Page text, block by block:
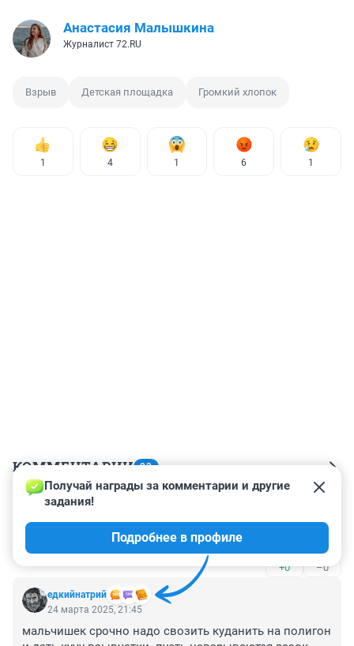
Анастасия Малышкина
Журналист 72.RU
Взрыв Детская площадка Громкий хлопок
1 4 1 6 1
КОММЕНТАРИИ 23
Гость
С пулькаии надоели уже
+0 –0
едкийнатрий
Получай награды за комментарии и другие
задания!
Подробнее в профиле
24 марта 2025, 21:45
мальчишек срочно надо свозить куданить на полигон